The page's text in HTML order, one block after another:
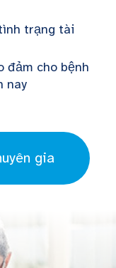
trạng tài
đảm cho bệnh
nay
gia